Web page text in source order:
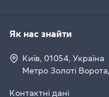
Як нас знайти
Київ, 01054, Україна
Метро Золоті
Контактні дані